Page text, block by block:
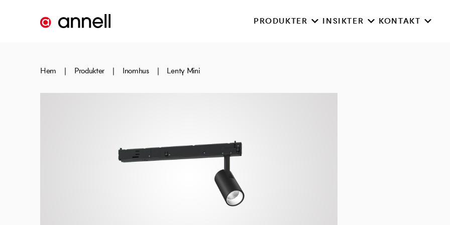
PRODUKTER INSIKTER KONTAKT
Hem | Produkter | Inomhus | Lenty Mini